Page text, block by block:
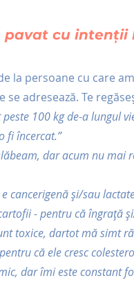
pavat cu intenții
la persoane cu care
adresează. Te
100 kg de-a lungul
fi încercat.”
dar acum nu mai
cancerigenă și/sau
- pentru că îngrață
toxice, dartot mă simt
că ele cresc
dar îmi este constant